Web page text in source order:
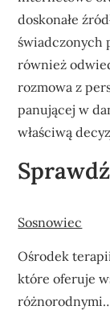
doskonałe
świadczonych
również
rozmowa z
panującej w
właściwą
Sosnowiec
Ośrodek
które oferuje